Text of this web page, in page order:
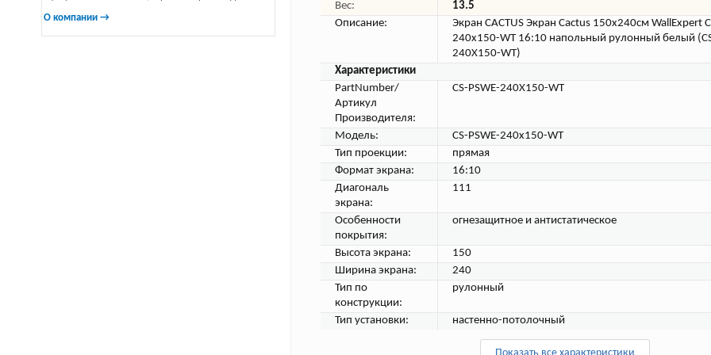
О компании →
Вес:
13.5
Описание:
Экран CACTUS Экран Cactus 150x240см WallExpert
240x150-WT 16:10 напольный рулонный белый
240X150-WT)
Характеристики
PartNumber/
Артикул
Производителя:
CS-PSWE-240X150-WT
Модель:
CS-PSWE-240x150-WT
Тип проекции:
прямая
Формат экрана:
16:10
Диагональ
экрана:
111
Особенности
покрытия:
огнезащитное и антистатическое
Высота экрана:
150
Ширина экрана:
240
Тип по
конструкции:
рулонный
Тип установки: настенно-потолочный